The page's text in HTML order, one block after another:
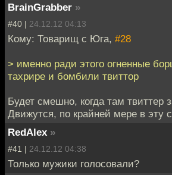
BrainGrabber »
#40 | 24.12.12 04:13
Кому: Товарищ с Юга, #28
> именно ради этого огненные
тахрире и бомбили твиттор
Будет смешно, когда там твиттер
Движутся, по крайней мере в эту
RedAlex »
#41 | 24.12.12 04:38
Только мужики голосовали?